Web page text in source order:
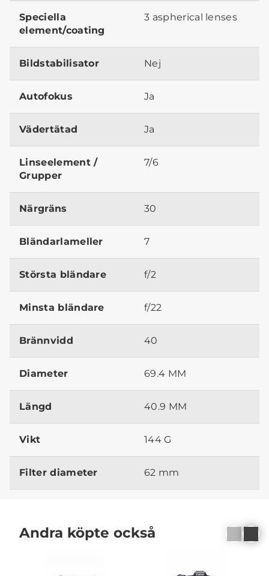
Speciella
element/coating
3 aspherical lenses
Bildstabilisator Nej
Autofokus Ja
Vädertätad Ja
Linseelement /
Grupper
7/6
Närgräns 30
Bländarlameller 7
Största bländare f/2
Minsta bländare f/22
Brännvidd 40
Diameter 69.4 MM
Längd 40.9 MM
Vikt 144 G
Filter diameter 62 mm
Andra köpte också